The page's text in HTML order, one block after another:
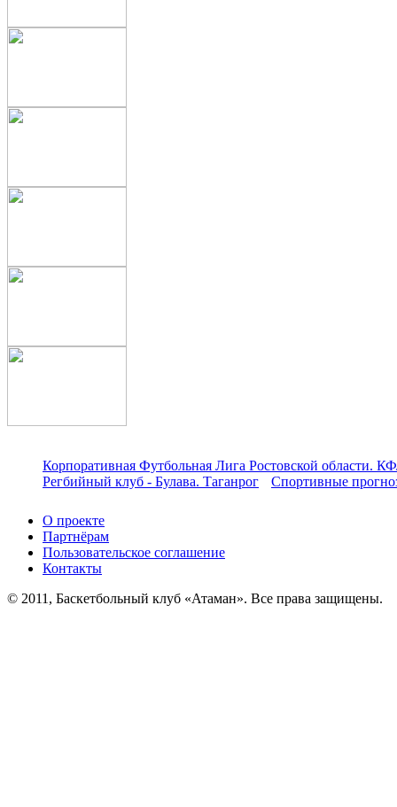
Корпоративная Футбольная Лига Ростовской области.
Регбийный клуб - Булава. Таганрог
Спортивные
О проекте
Партнёрам
Пользовательское соглашение
Контакты
© 2011, Баскетбольный клуб «Атаман». Все права защищены.